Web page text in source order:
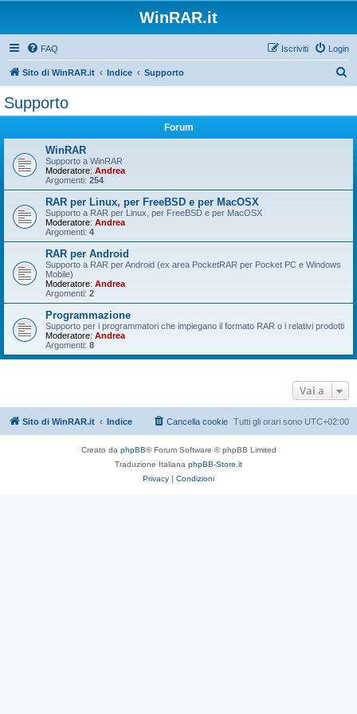
WinRAR.it
FAQ Login
Iscriviti
Sito di WinRAR.it Indice Supporto
Supporto
Forum
WinRAR
Supporto a WinRAR
Moderatore: Andrea
Argomenti: 254
RAR per Linux, per FreeBSD e per MacOSX
Supporto a RAR per Linux, per FreeBSD e per MacOSX
Moderatore: Andrea
Argomenti: 4
RAR per Android
Supporto a RAR per Android (ex area PocketRAR per Pocket PC e Windows
Mobile)
Moderatore: Andrea
Argomenti: 2
Programmazione
Supporto per i programmatori che impiegano il formato RAR o i relativi prodotti
Moderatore: Andrea
Argomenti: 8
Vai a
Sito di WinRAR.it Indice Tutti gli orari sono UTC+02:00
Cancella cookie
Creato da phpBB® Forum Software © phpBB Limited
Traduzione Italiana phpBB-Store.it
Privacy | Condizioni